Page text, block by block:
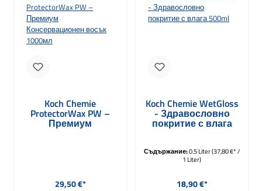
Koch Chemie
ProtectorWax PW –
Премиум
Консервационен
Редовна цена:
29,50 €*
Koch Chemie WetGloss
- Здравословно
покритие с влага
Съдържание:0.5 Liter(37,80 €* /
1 Liter)
Редовна цена:
18,90 €*